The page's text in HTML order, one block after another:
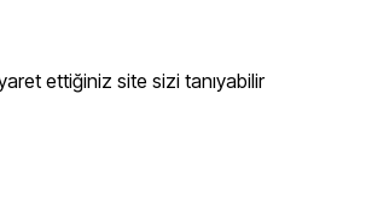
ettiğiniz site sizi tanıyabilir